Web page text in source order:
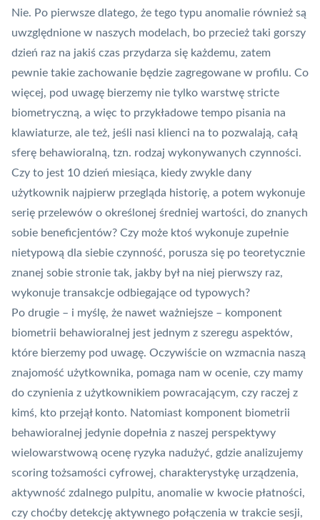
Nie. Po pierwsze dlatego, że tego typu anomalie również są
uwzględnione w naszych modelach, bo przecież taki gorszy
dzień raz na jakiś czas przydarza się każdemu, zatem
pewnie takie zachowanie będzie zagregowane w profilu. Co
więcej, pod uwagę bierzemy nie tylko warstwę stricte
biometryczną, a więc to przykładowe tempo pisania na
klawiaturze, ale też, jeśli nasi klienci na to pozwalają, całą
sferę behawioralną, tzn. rodzaj wykonywanych czynności.
Czy to jest 10 dzień miesiąca, kiedy zwykle dany
użytkownik najpierw przegląda historię, a potem wykonuje
serię przelewów o określonej średniej wartości, do znanych
sobie beneficjentów? Czy może ktoś wykonuje zupełnie
nietypową dla siebie czynność, porusza się po teoretycznie
znanej sobie stronie tak, jakby był na niej pierwszy raz,
wykonuje transakcje odbiegające od typowych?
Po drugie – i myślę, że nawet ważniejsze – komponent
biometrii behawioralnej jest jednym z szeregu aspektów,
które bierzemy pod uwagę. Oczywiście on wzmacnia naszą
znajomość użytkownika, pomaga nam w ocenie, czy mamy
do czynienia z użytkownikiem powracającym, czy raczej z
kimś, kto przejął konto. Natomiast komponent biometrii
behawioralnej jedynie dopełnia z naszej perspektywy
wielowarstwową ocenę ryzyka nadużyć, gdzie analizujemy
scoring tożsamości cyfrowej, charakterystykę urządzenia,
aktywność zdalnego pulpitu, anomalie w kwocie płatności,
czy choćby detekcję aktywnego połączenia w trakcie sesji,